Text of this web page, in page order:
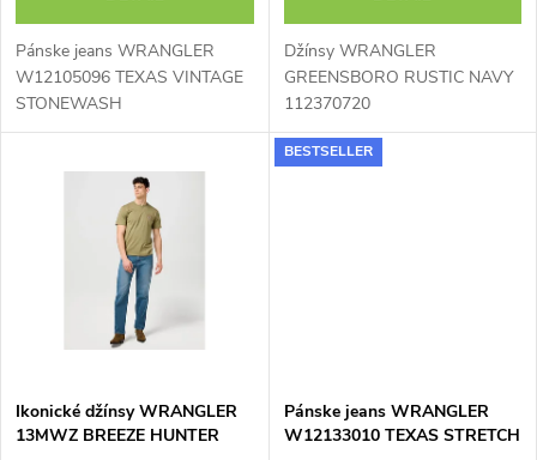
o
d
v
d
u
Pánske jeans WRANGLER
W12105096 TEXAS VINTAGE
STONEWASH
Džínsy WRANGLER
GREENSBORO RUSTIC NAVY
112370720
Ikonické džínsy WRANGLER
13MWZ BREEZE HUNTER
BESTSELLER
Pánske jeans WRANGLER
W12133010 TEXAS STRETCH